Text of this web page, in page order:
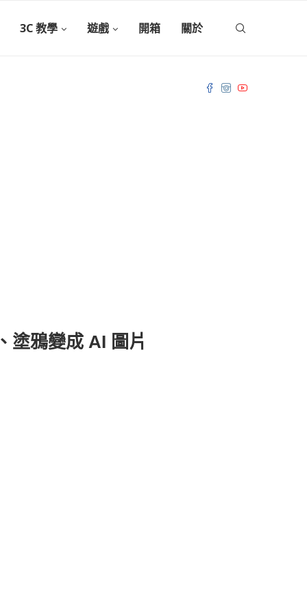
3C 教學 遊戲 開箱 關於
塗鴉變成 AI 圖片